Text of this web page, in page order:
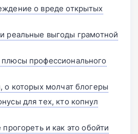
о вреде открытых
реальные выгоды грамотной
профессионального
о которых молчат блогеры
для тех, кто копнул
и как это обойти